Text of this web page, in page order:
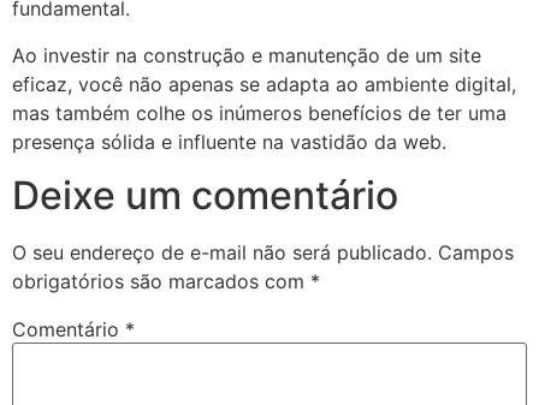
fundamental.
Ao investir na construção e manutenção de um site
eficaz, você não apenas se adapta ao ambiente digital,
mas também colhe os inúmeros benefícios de ter uma
presença sólida e influente na vastidão da web.
Deixe um comentário
O seu endereço de e-mail não será publicado. Campos
obrigatórios são marcados com *
Comentário *